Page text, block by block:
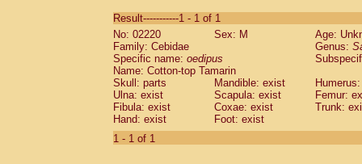
CebidaeSaguinus labiatus(0)
Cebidae Saguinus leucopus (0)
Cebidae
CebidaeSaguinus mystax
Cebidae Saguinus nigricollis (0)
Cebidae Saguinus oedipus
Cebidae Saguinus weddelli
Cebidae Saguinusspp.
Cebidae
Result-----------1 - 1 of 1
No: 02220
Sex: M
Age:
Family: Cebidae
Genus:
Specific name: oedipus
Name: Cotton-top Tamarin
Skull: parts
Mandible: exist
Ulna: exist
Scapula: exist
Femur:
Fibula: exist
Coxae: exist
Trunk:
Hand: exist
Foot: exist
1 - 1 of 1